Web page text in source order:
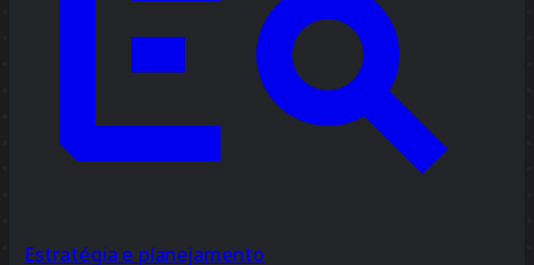
Estratégia e planejamento